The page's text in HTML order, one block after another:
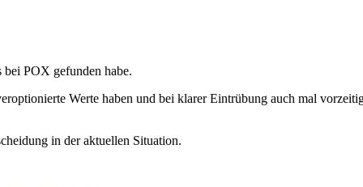
POX gefunden habe.
Werte haben und bei klarer Eintrübung auch mal
in der aktuellen Situation.